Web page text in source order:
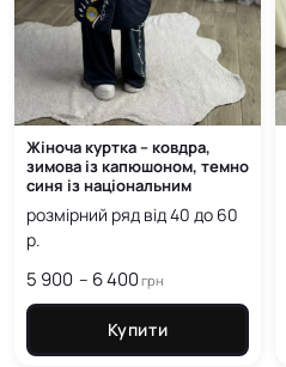
Жіноча куртка – ковдра,
зимова із капюшоном, темно
синя із національним
принтом
розмірний ряд від 40 до 60
р.
5 900 – 6 400 грн
range:
5 900
грн
Купити